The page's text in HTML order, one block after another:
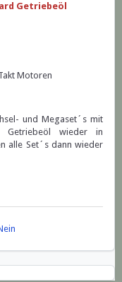
Getriebeöl
Motoren
und Megaset´s mit
wieder in
alle Set´s dann wieder